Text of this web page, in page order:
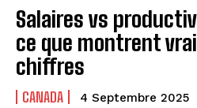
Salaires vs
ce que montrent
chiffres
CANADA 4 Septembre 2025